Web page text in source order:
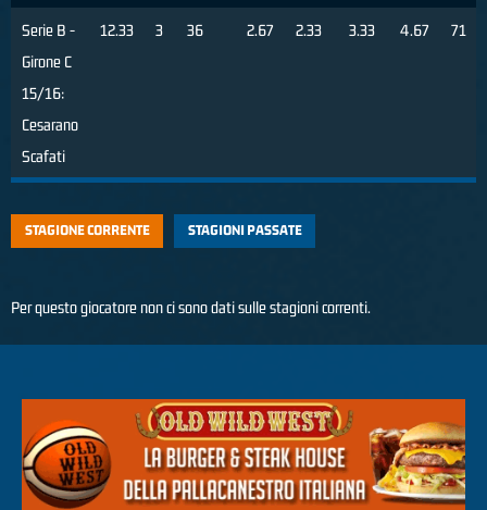
Serie B -
Girone C
15/16:
Cesarano
Scafati
12.33 3 36 2.67 2.33 3.33 4.67 71
STAGIONE CORRENTE STAGIONI PASSATE
Per questo giocatore non ci sono dati sulle stagioni correnti.